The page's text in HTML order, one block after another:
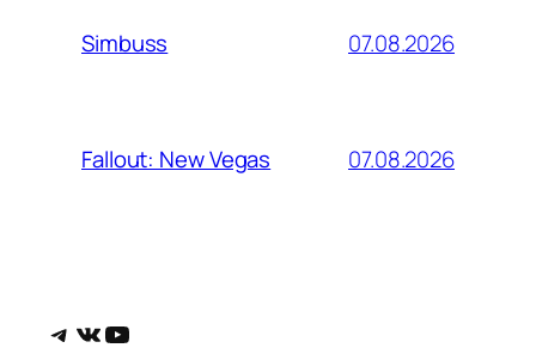
Simbuss 07.08.2026
Fallout: New Vegas 07.08.2026
Telegram
ВКонтакте
YouTube